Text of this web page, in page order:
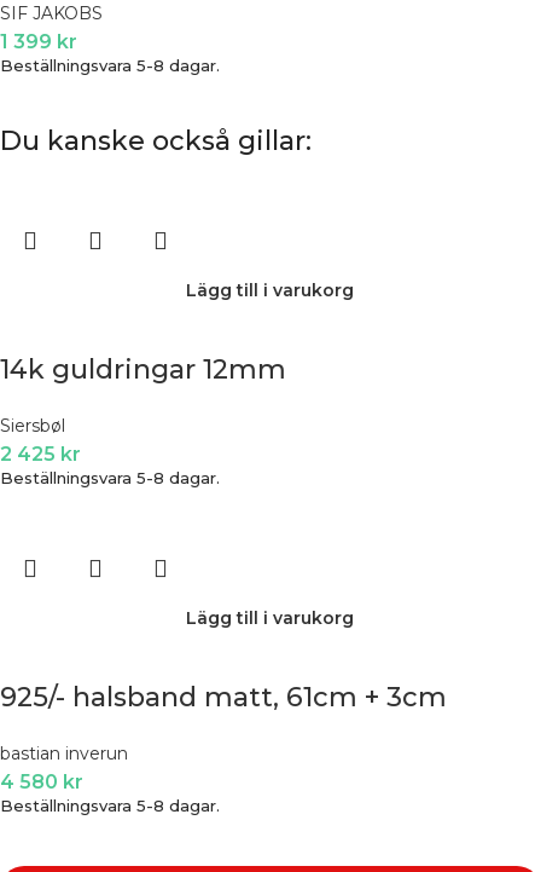
SIF JAKOBS
1 399 kr
Beställningsvara 5-8 dagar.
Du kanske också gillar:
Lägg till i varukorg
14k guldringar 12mm
Siersbøl
2 425 kr
Beställningsvara 5-8 dagar.
Lägg till i varukorg
925/- halsband matt, 61cm + 3cm
bastian inverun
4 580 kr
Beställningsvara 5-8 dagar.